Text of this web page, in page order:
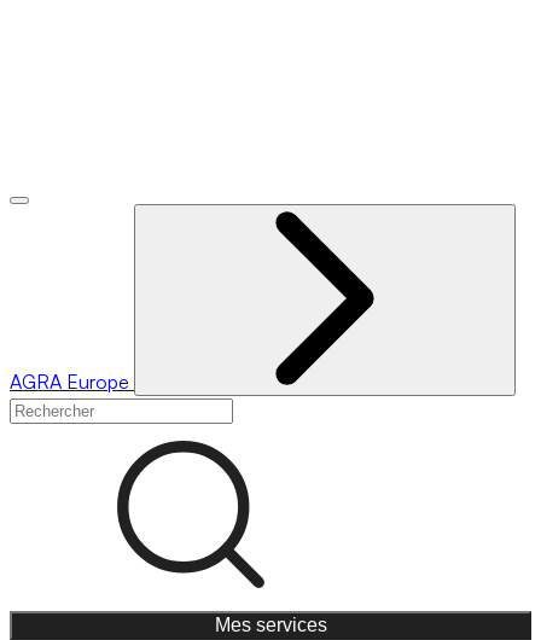
AGRA Europe
Mes services